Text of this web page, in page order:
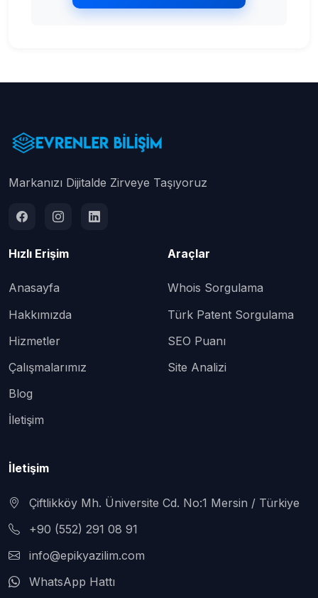
Markanızı Dijitalde Zirveye Taşıyoruz
Hızlı Erişim
Anasayfa
Hakkımızda
Hizmetler
Çalışmalarımız
Blog
İletişim
Araçlar
Whois Sorgulama
Türk Patent Sorgulama
SEO Puanı
Site Analizi
İletişim
Çiftlikköy Mh. Üniversite Cd. No:1 Mersin / Türkiye
+90 (552) 291 08 91
info@epikyazilim.com
WhatsApp Hattı